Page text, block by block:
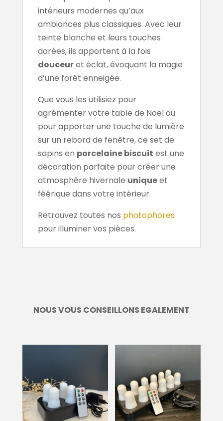
intérieurs modernes qu’aux
ambiances plus classiques. Avec leur
teinte blanche et leurs touches
dorées, ils apportent à la fois
douceuret éclat, évoquant la magie
d’une forêt enneigée.
Que vous les utilisiez pour
agrémenter votre table de Noël ou
pour apporter une touche de lumière
sur un rebord de fenêtre, ce set de
sapins en porcelaine biscuit est une
décoration parfaite pour créer une
atmosphère hivernale uniqueet
féérique dans votre intérieur.
Retrouvez toutes nos photophores
pour illuminer vos pièces.
NOUS VOUS CONSEILLONS EGALEMENT